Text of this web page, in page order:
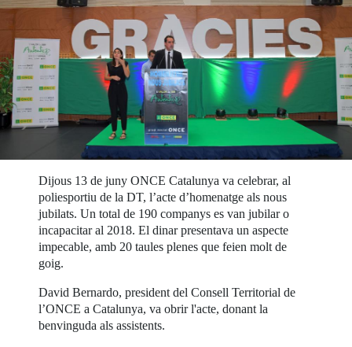
Dijous 13 de juny ONCE Catalunya va celebrar, al
poliesportiu de la DT, l’acte d’homenatge als nous
jubilats. Un total de 190 companys es van jubilar o
incapacitar al 2018. El dinar presentava un aspecte
impecable, amb 20 taules plenes que feien molt de
goig.
David Bernardo, president del Consell Territorial de
l’ONCE a Catalunya, va obrir l'acte, donant la
benvinguda als assistents.